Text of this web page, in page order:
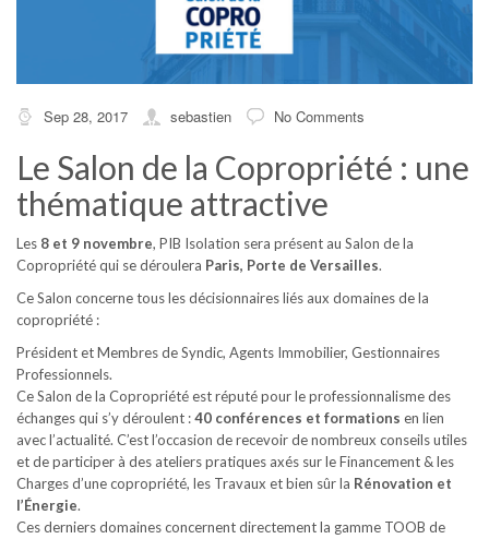
Sep 28, 2017 sebastien No Comments
Le Salon de la Copropriété : une
thématique attractive
Les 8 et 9 novembre, PIB Isolation sera présent au Salon de la
Copropriété qui se déroulera Paris, Porte de Versailles.
Ce Salon concerne tous les décisionnaires liés aux domaines de la
copropriété :
Président et Membres de Syndic, Agents Immobilier, Gestionnaires
Professionnels.
Ce Salon de la Copropriété est réputé pour le professionnalisme des
échanges qui s’y déroulent :40 conférences et formations en lien
avec l’actualité. C’est l’occasion de recevoir de nombreux conseils utiles
et de participer à des ateliers pratiques axés sur le Financement & les
Charges d’une copropriété, les Travaux et bien sûr la Rénovation et
l’Énergie.
Ces derniers domaines concernent directement la gamme TOOB de